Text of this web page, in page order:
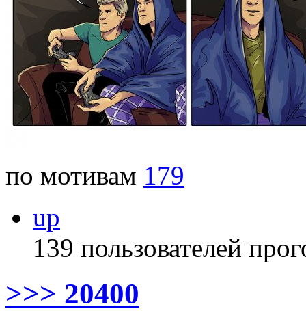
по мотивам 179
up
139 пользователей
>>> 20400